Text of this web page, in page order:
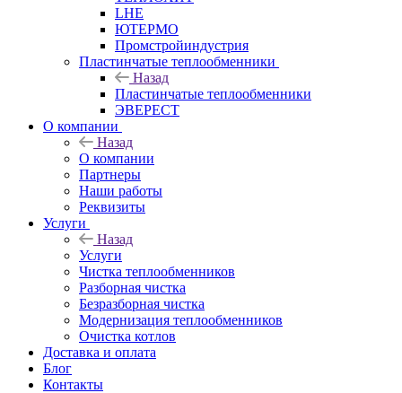
LHE
ЮТЕРМО
Промстройиндустрия
Пластинчатые теплообменники
Назад
Пластинчатые теплообменники
ЭВЕРЕСТ
О компании
Назад
О компании
Партнеры
Наши работы
Реквизиты
Услуги
Назад
Услуги
Чистка теплообменников
Разборная чистка
Безразборная чистка
Модернизация теплообменников
Очистка котлов
Доставка и оплата
Блог
Контакты